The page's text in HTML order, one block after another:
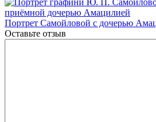
Портрет Самойловой с дочерью
Оставьте отзыв